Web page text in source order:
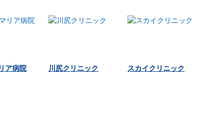
ア病院 川尻クリニック スカイクリニック